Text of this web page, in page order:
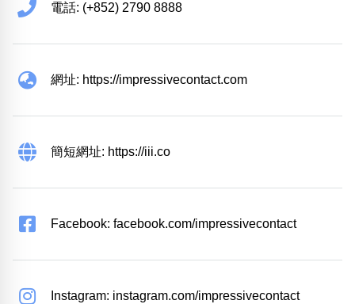
電話: (+852) 2790 8888
網址: https://impressivecontact.com
簡短網址: https://iii.co
Facebook: facebook.com/impressivecontact
Instagram: instagram.com/impressivecontact